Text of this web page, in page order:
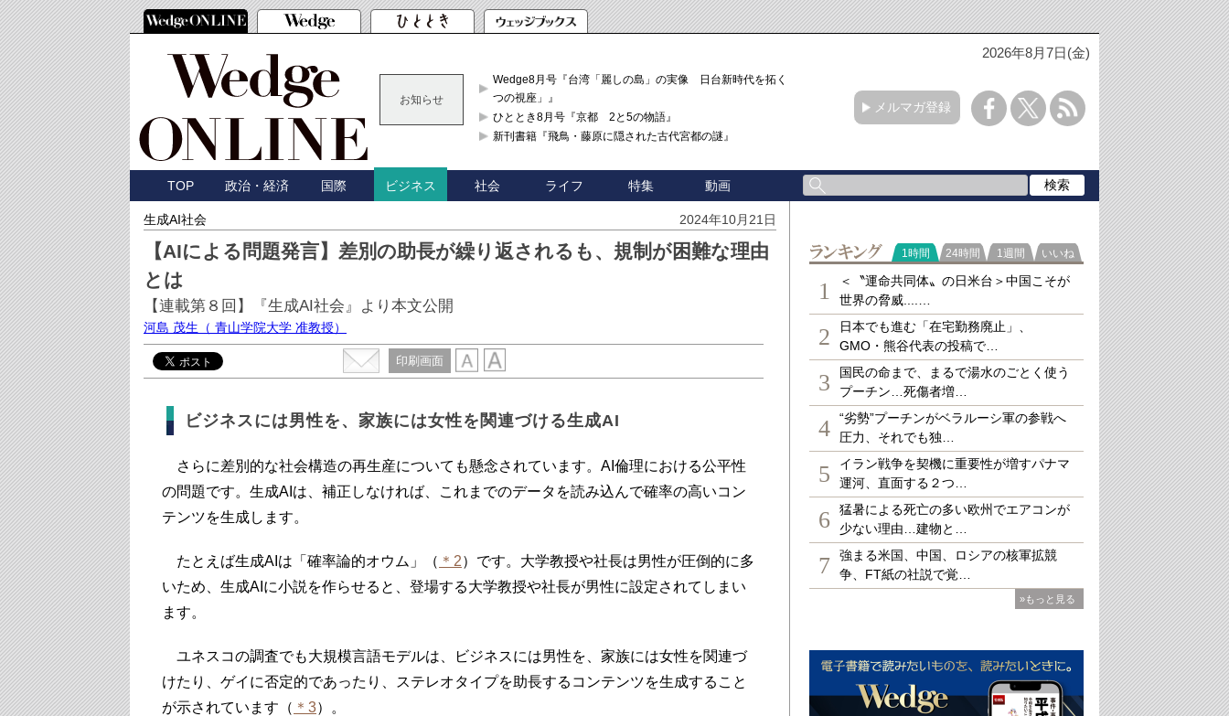
2026年8月7日(金)
お知らせ
Wedge8月号『台湾「麗しの島」の実像 日台新時代を拓く「3
つの視座」』
ひととき8月号『京都 2と5の物語』
新刊書籍『飛鳥・藤原に隠された古代宮都の謎』
メルマガ登録
TOP 政治・経済 国際 ビジネス 社会 ライフ 特集 動画
生成AI社会 2024年10月21日
【AIによる問題発言】差別の助長が繰り返されるも、規制が困難な理由
とは
【連載第８回】『生成AI社会』より本文公開
河島 茂生 （ 青山学院大学 准教授）
印刷画面
ビジネスには男性を、家族には女性を関連づける生成AI
さらに差別的な社会構造の再生産についても懸念されています。AI倫理における公平性
の問題です。生成AIは、補正しなければ、これまでのデータを読み込んで確率の高いコン
テンツを生成します。
たとえば生成AIは「確率論的オウム」（ ＊2）です。大学教授や社長は男性が圧倒的に多
いため、生成AIに小説を作らせると、登場する大学教授や社長が男性に設定されてしまい
ます。
ユネスコの調査でも大規模言語モデルは、ビジネスには男性を、家族には女性を関連づ
けたり、ゲイに否定的であったり、ステレオタイプを助長するコンテンツを生成すること
が示されています（ ＊3）。
ランキング
1時間 24時間 1週間 いいね
1
＜〝運命共同体〟の日米台＞中国こそが
世界の脅威....…
2
日本でも進む「在宅勤務廃止」、
GMO・熊谷代表の投稿で…
3
国民の命まで、まるで湯水のごとく使う
プーチン…死傷者増…
4
“劣勢”プーチンがベラルーシ軍の参戦へ
圧力、それでも独…
5
イラン戦争を契機に重要性が増すパナマ
運河、直面する２つ…
6
猛暑による死亡の多い欧州でエアコンが
少ない理由…建物と…
7
強まる米国、中国、ロシアの核軍拡競
争、FT紙の社説で覚…
»もっと見る